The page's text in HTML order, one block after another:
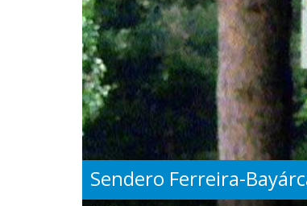
Sendero Ferreira-